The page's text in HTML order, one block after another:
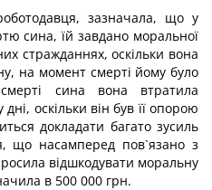
зазначала, що у
сина, їй завдано моральної
стражданнях, оскільки вона
на момент смерті йому було
сина вона втратила
оскільки він був її опорою
докладати багато зусиль
що насамперед пов`язано з
відшкодувати моральну
в 500 000 грн.